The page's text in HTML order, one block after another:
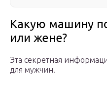
Какую машину
или жене?
Эта секретная
для мужчин.